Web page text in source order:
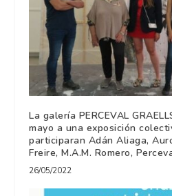
La galería PERCEVAL
mayo a una exposición
participaran Adán Aliaga,
Freire, M.A.M. Romero,
26/05/2022